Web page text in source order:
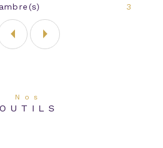
3
Nos
OUTILS